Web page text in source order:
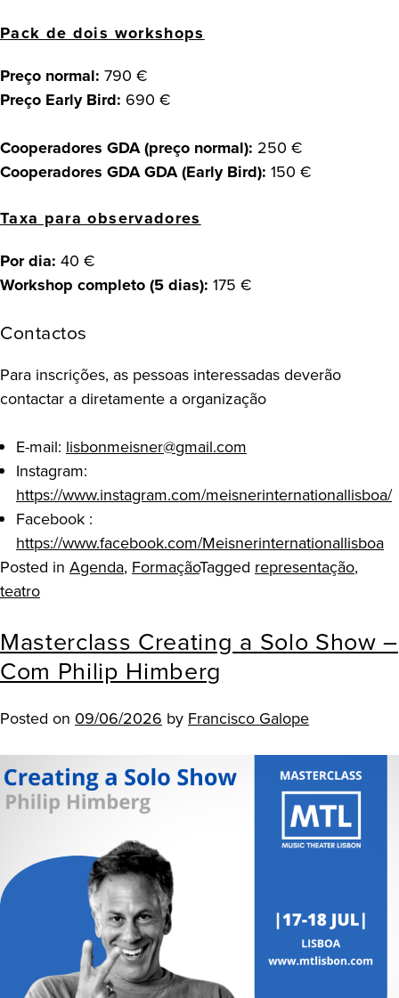
Pack de dois workshops
Preço normal: 790 €
Preço Early Bird: 690 €
Cooperadores GDA (preço normal): 250 €
Cooperadores GDA GDA (Early Bird): 150 €
Taxa para observadores
Por dia: 40 €
Workshop completo (5 dias): 175 €
Contactos
Para inscrições, as pessoas interessadas deverão
contactar a diretamente a organização
E-mail: lisbonmeisner@gmail.com
Instagram:
https://www.instagram.com/meisnerinternationallisboa/
Facebook :
https://www.facebook.com/Meisnerinternationallisboa
Posted in Agenda, FormaçãoTagged representação,
teatro
Masterclass Creating a Solo Show –
Com Philip Himberg
Posted on 09/06/2026 by Francisco Galope